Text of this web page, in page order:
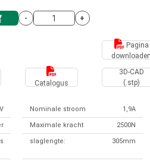
- +
Pagina
Catalogus
3D-CAD
(.stp)
Nominale stroom 1,9A
Maximale kracht 2500N
slaglengte: 305mm